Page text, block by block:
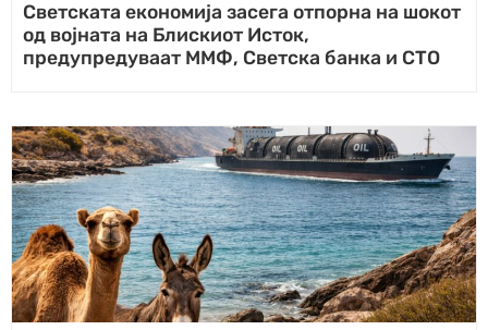
Светската економија засега отпорна на шокот
од војната на Блискиот Исток,
предупредуваат ММФ, Светска банка и СТО